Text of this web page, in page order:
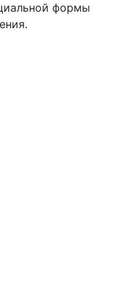
формы